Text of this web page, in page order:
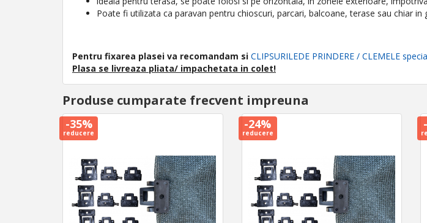
Poate fi utilizata ca paravan pentru chioscuri, parcari, balcoane, terase sau chiar in
Pentru fixarea plasei va recomandam si CLIPSURILEDE PRINDERE / CLEMELE
Plasa se livreaza pliata/ impachetata in colet!
Produse cumparate frecvent impreuna
-35%
reducere
-24%
reducere